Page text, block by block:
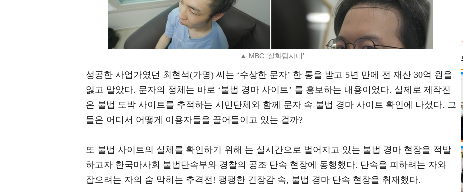
▲ MBC ‘실화탐사대’
성공한 사업가였던 최현석(가명) 씨는 ‘수상한 문자’ 한 통을 받고 5년 만에 전 재산 30억 원을
잃고 말았다. 문자의 정체는 바로 ‘불법 경마 사이트’ 를 홍보하는 내용이었다. 실제로 제작진
은 불법 도박 사이트를 추적하는 시민단체와 함께 문자 속 불법 경마 사이트 확인에 나섰다. 그
들은 어디서 어떻게 이용자들을 끌어들이고 있는 걸까?
또 불법 사이트의 실체를 확인하기 위해 는 실시간으로 벌어지고 있는 불법 경마 현장을 적발
하고자 한국마사회 불법단속부와 경찰의 공조 단속 현장에 동행했다. 단속을 피하려는 자와
잡으려는 자의 숨 막히는 추격전! 팽팽한 긴장감 속, 불법 경마 단속 현장을 취재했다.